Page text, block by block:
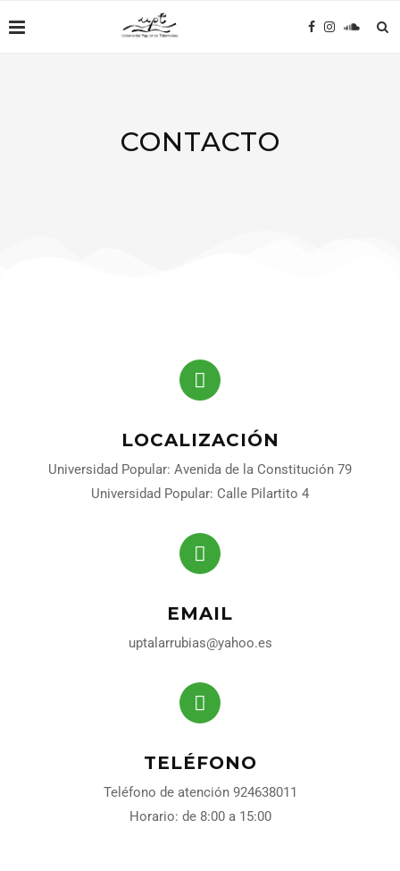
CONTACTO
LOCALIZACIÓN
Universidad Popular: Avenida de la Constitución 79
Universidad Popular: Calle Pilartito 4
EMAIL
uptalarrubias@yahoo.es
TELÉFONO
Teléfono de atención 924638011
Horario: de 8:00 a 15:00